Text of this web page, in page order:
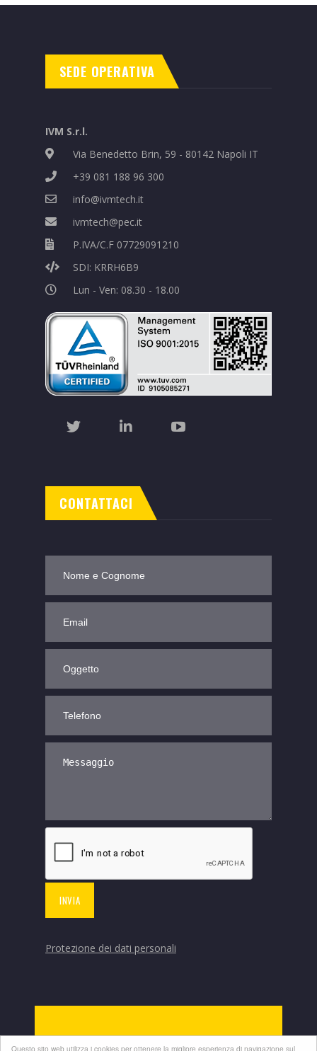
Questo sito web utilizza i cookies per ottenere la migliore esperienza di navigazione sul
SEDE OPERATIVA
IVM S.r.l.
Via Benedetto Brin, 59 - 80142 Napoli IT
+39 081 188 96 300
info@ivmtech.it
ivmtech@pec.it
P.IVA/C.F 07729091210
SDI: KRRH6B9
Lun - Ven: 08.30 - 18.00
CONTATTACI
Protezione dei dati personali